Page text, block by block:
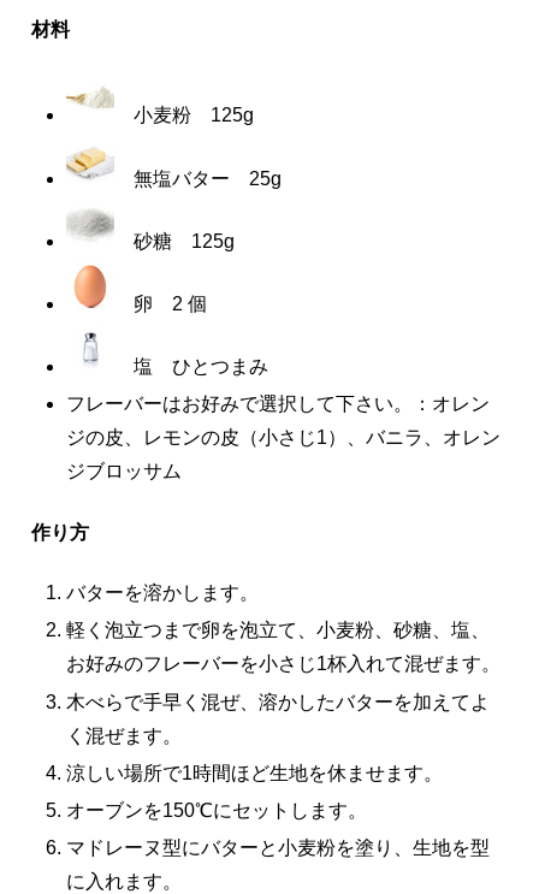
材料
小麦粉 125g
無塩バター 25g
砂糖 125g
卵 2 個
塩 ひとつまみ
フレーバーはお好みで選択して下さい。：オレン
ジの皮、レモンの皮（小さじ1）、バニラ、オレン
ジブロッサム
作り方
バターを溶かします。
軽く泡立つまで卵を泡立て、小麦粉、砂糖、塩、
お好みのフレーバーを小さじ1杯入れて混ぜます。
木べらで手早く混ぜ、溶かしたバターを加えてよ
く混ぜます。
涼しい場所で1時間ほど生地を休ませます。
オーブンを150℃にセットします。
マドレーヌ型にバターと小麦粉を塗り、生地を型
に入れます。